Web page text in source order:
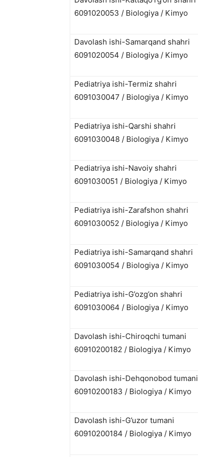
6091020053 / Biologiya / Kimyo
Davolash ishi-Samarqand shahri
6091020054 / Biologiya / Kimyo
Pediatriya ishi-Termiz shahri
6091030047 / Biologiya / Kimyo
Pediatriya ishi-Qarshi shahri
6091030048 / Biologiya / Kimyo
Pediatriya ishi-Navoiy shahri
6091030051 / Biologiya / Kimyo
Pediatriya ishi-Zarafshon shahri
6091030052 / Biologiya / Kimyo
Pediatriya ishi-Samarqand shahri
6091030054 / Biologiya / Kimyo
Pediatriya ishi-G’ozg’on shahri
6091030064 / Biologiya / Kimyo
Davolash ishi-Chiroqchi tumani
60910200182 / Biologiya / Kimyo
Davolash ishi-Dehqonobod tumani
60910200183 / Biologiya / Kimyo
Davolash ishi-G’uzor tumani
60910200184 / Biologiya / Kimyo